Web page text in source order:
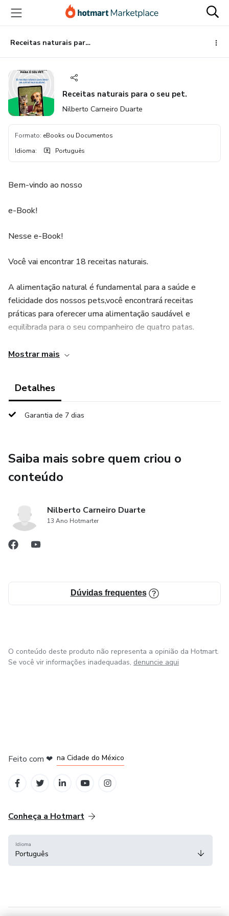
para
conteúdo
principal
para
pagamento
para
rodapé
Receitas naturais para o seu pet.
Receitas naturais para o seu pet.
Nilberto Carneiro Duarte
Formato: eBooks ou Documentos
Idioma: Português
Bem-vindo ao nosso
e-Book!
Nesse e-Book!
Você vai encontrar 18 receitas naturais.
A alimentação natural é fundamental para a saúde e
felicidade dos nossos pets,você encontrará receitas
práticas para oferecer uma alimentação saudável e
equilibrada para o seu companheiro de quatro patas.
A alimentação natural para pets é baseada em alimentos
processamento ou aditivos químicos. Ela busca replicar a
dieta natural dos animais, com foco em nutrientes
Mostrar mais
Detalhes
Garantia de 7 dias
Saiba mais sobre quem criou o
conteúdo
Nilberto Carneiro Duarte
13 Ano Hotmarter
Dúvidas frequentes
O conteúdo deste produto não representa a opinião da Hotmart.
Se você vir informações inadequadas, denuncie aqui
Feito com ❤ na Cidade do México
Conheça a Hotmart
Idioma
Português